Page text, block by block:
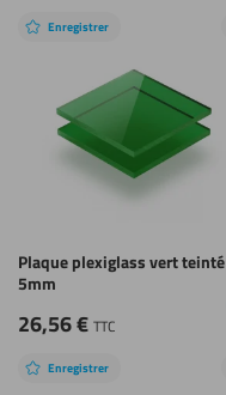
Enregistrer
Plaque plexiglass vert teinté
5mm
26,56€ TTC
Enregistrer